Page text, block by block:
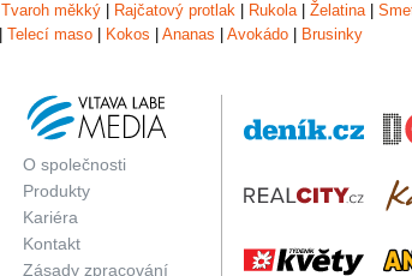
Tvaroh měkký Rajčatový protlak Rukola| Želatina|
Telecí maso Kokos Ananas Avokádo Brusinky
O společnosti
Produkty
Kariéra
Kontakt
Zásady zpracování